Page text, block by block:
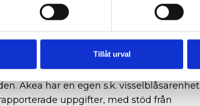
Tillåt urval
och ett öppet affärsklimat i alla våra
och vår uppförandekod. Om du
rörande Akea kan du rapportera det i vårt
möjligheten att rapportera anonymt, och
tredje part, Hellström Advokatbyrå, vilka
Akea har en egen s.k. visselblåsarenhet
uppgifter, med stöd från